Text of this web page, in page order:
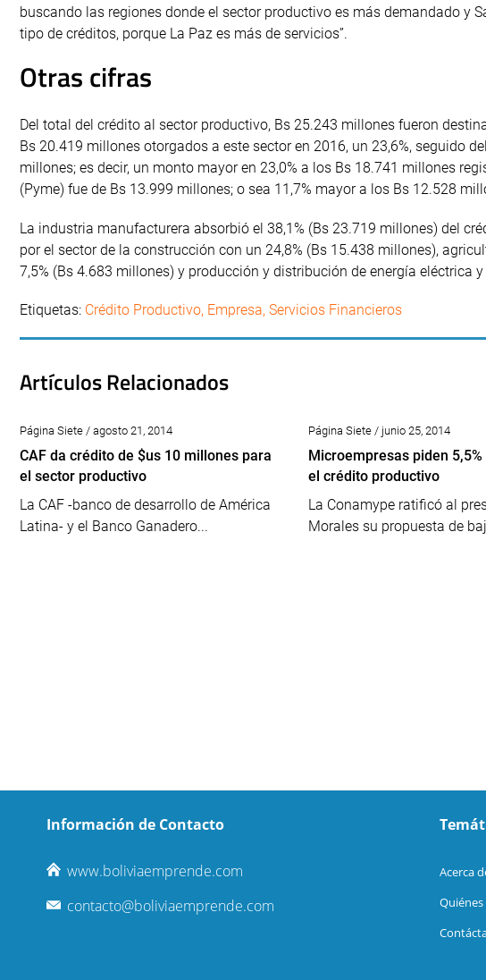
buscando las regiones donde el sector productivo es más demandado y
tipo de créditos, porque La Paz es más de servicios”.
Otras cifras
Del total del crédito al sector productivo, Bs 25.243 millones fueron
Bs 20.419 millones otorgados a este sector en 2016, un 23,6%, seguido
millones; es decir, un monto mayor en 23,0% a los Bs 18.741 millones
(Pyme) fue de Bs 13.999 millones; o sea 11,7% mayor a los Bs 12.528
La industria manufacturera absorbió el 38,1% (Bs 23.719 millones) del
por el sector de la construcción con un 24,8% (Bs 15.438 millones),
7,5% (Bs 4.683 millones) y producción y distribución de energía eléctrica
Etiquetas: Crédito Productivo, Empresa, Servicios Financieros
Artículos Relacionados
Página Siete / agosto 21, 2014
CAF da crédito de $us 10 millones para
el sector productivo
La CAF -banco de desarrollo de América
Latina- y el Banco Ganadero...
Página Siete / junio 25, 2014
Microempresas piden
el crédito productivo
La Conamype ratificó al
Morales su propuesta de
Información de Contacto
www.boliviaemprende.com
contacto@boliviaemprende.com
Acerca